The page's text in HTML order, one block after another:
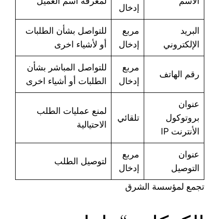
إدخال
البريد
الإلكتروني
مربع
إدخال
للتواصل بشأن الطلبات
أو لأشياء اخرى
رقم الهاتف
مربع
إدخال
للتواصل المباشر بشأن
الطلبات أو أشياء اخرى
عنوان
بروتوكول
الأنترنت IP
تلقائي
لمنع عمليات الطلب
الاحتيالية
عنوان
التوصيل
مربع
إدخال
لتوصيل الطلب
تجمع لمؤسسة الشرق